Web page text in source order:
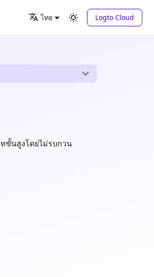
ไทย Logto Cloud
ขั้นสูงโดยไม่รบกวน